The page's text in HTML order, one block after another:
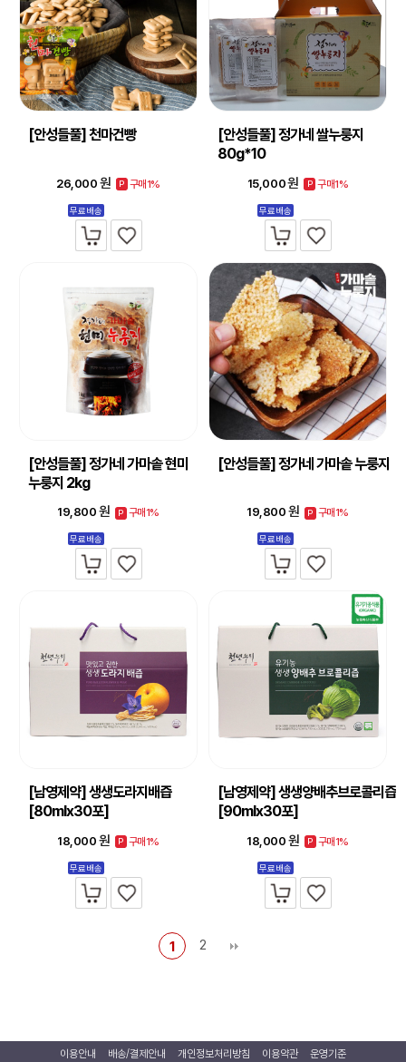
[안성들풀] 천마건빵
26,000 원 P 구매1%
무료배송
[안성들풀] 정가네 쌀누룽지
80g*10
15,000원 P 구매1%
무료배송
[안성들풀] 정가네 가마솥 현미
누룽지 2kg
19,800 원 P 구매1%
무료배송
[안성들풀] 정가네 가마솥 누룽지
19,800 원 P 구매1%
무료배송
[남영제약] 생생도라지배즙
[80mlx30포]
18,000 원 P 구매1%
무료배송
[남영제약] 생생양배추브로콜리즙
[90mlx30포]
18,000 원 P 구매1%
무료배송
1 2
이용안내 배송/결제안내 개인정보처리방침 이용약관 운영기준